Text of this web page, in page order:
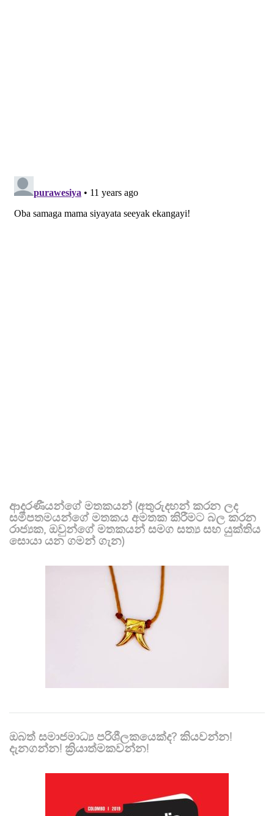
ආදරණීයන්ගේ මතකයන් (අතුරුදහන් කරන ලද
සමීපතමයන්ගේ මතකය අමතක කිරීමට බල කරන
රාජ්‍යක, ඔවුන්ගේ මතකයන් සමග සත්‍ය සහ යුක්තිය
සොයා යන ගමන් ගැන)
ඔබත් සමාජමාධ්‍ය පරිශීලකයෙක්ද? කියවන්න!
දැනගන්න! ක්‍රියාත්මකවන්න!